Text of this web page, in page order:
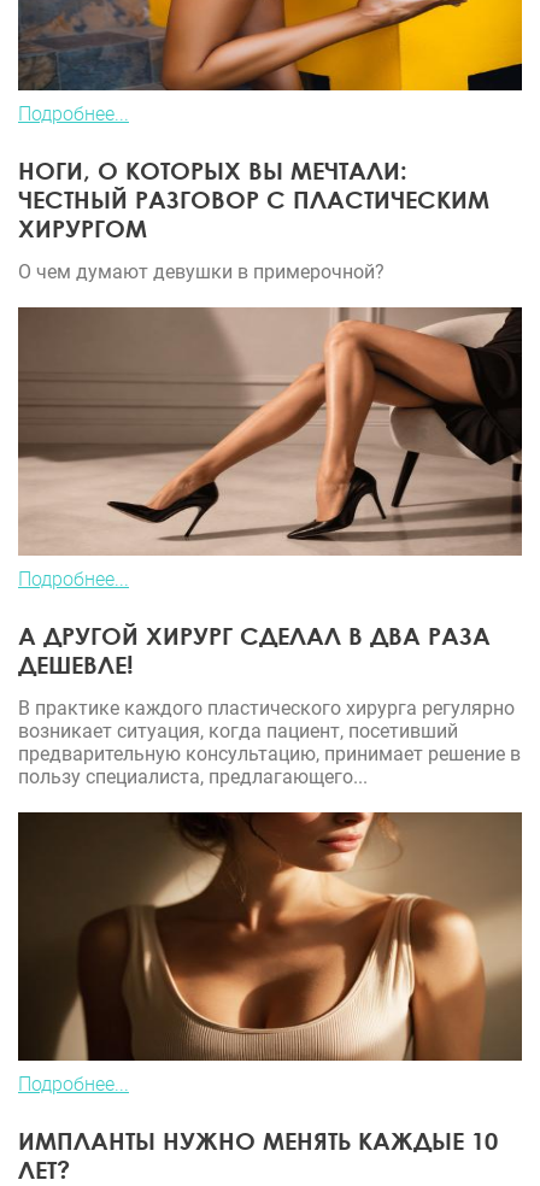
Подробнее...
НОГИ, О КОТОРЫХ ВЫ МЕЧТАЛИ:
ЧЕСТНЫЙ РАЗГОВОР С ПЛАСТИЧЕСКИМ
ХИРУРГОМ
О чем думают девушки в примерочной?
Подробнее...
А ДРУГОЙ ХИРУРГ СДЕЛАЛ В ДВА РАЗА
ДЕШЕВЛЕ!
В практике каждого пластического хирурга регулярно
возникает ситуация, когда пациент, посетивший
предварительную консультацию, принимает решение в
пользу специалиста, предлагающего...
Подробнее...
ИМПЛАНТЫ НУЖНО МЕНЯТЬ КАЖДЫЕ 10
ЛЕТ?